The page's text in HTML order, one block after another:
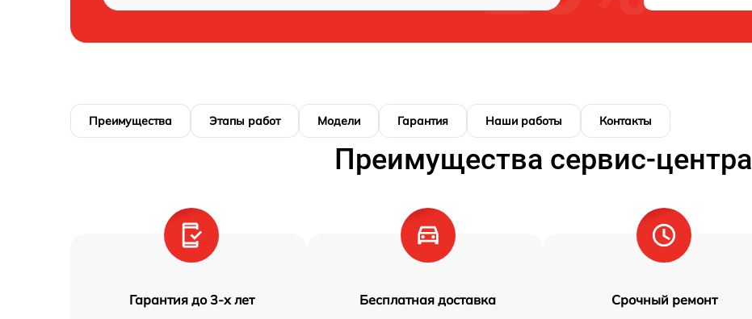
Преимущества Этапы работ Модели Гарантия Наши работы Контакты
Преимущества сервис-центра
Гарантия до 3-х лет Бесплатная доставка Срочный ремонт